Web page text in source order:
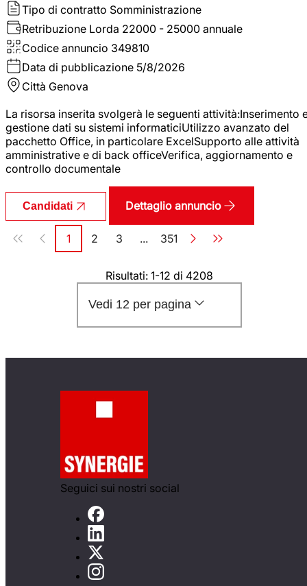
Tipo di contratto Somministrazione
Retribuzione Lorda 22000 - 25000 annuale
Codice annuncio 349810
Data di pubblicazione 5/8/2026
Città Genova
La risorsa inserita svolgerà le seguenti attività:Inserimento
gestione dati su sistemi informaticiUtilizzo avanzato del
pacchetto Office, in particolare ExcelSupporto alle attività
amministrative e di back officeVerifica, aggiornamento e
controllo documentale
Candidati Dettaglio annuncio
Paginazione
Pagina
1 Pagina
2 Pagina
3 ... Pagina
351
Risultati: 1-12 di 4208
Vedi 12 per pagina
Seguici sui nostri social